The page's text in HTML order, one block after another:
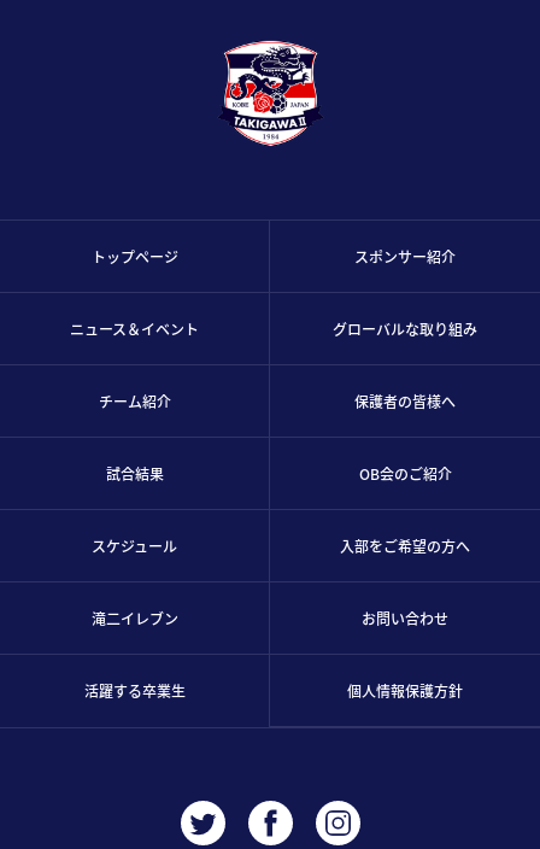
トップページ
ニュース＆イベント
チーム紹介
試合結果
スケジュール
滝二イレブン
活躍する卒業生
スポンサー紹介
グローバルな取り組み
保護者の皆様へ
OB会のご紹介
入部をご希望の方へ
お問い合わせ
個人情報保護方針